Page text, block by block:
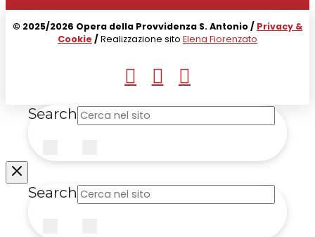
© 2025/2026 Opera della Provvidenza S. Antonio / Privacy &
Cookie /Realizzazione sito Elena Fiorenzato
Search
Search